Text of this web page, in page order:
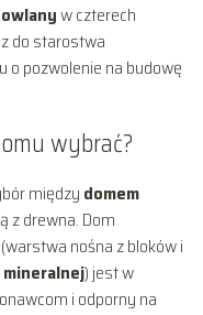
w czterech
do starostwa
o pozwolenie na budowę
wybrać?
między domem
z drewna. Dom
nośna z bloków i
) jest w
i odporny na